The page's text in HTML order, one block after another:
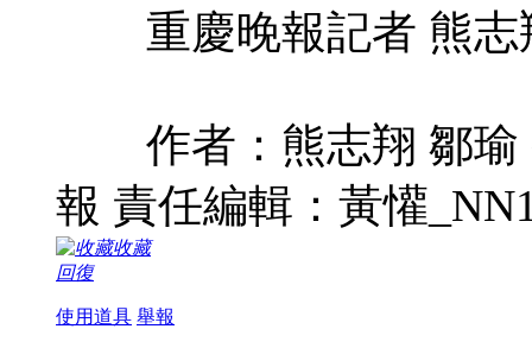
重慶晚報記者 熊志
作者：熊志翔 鄒瑜
報 責任編輯：黃懽
收藏
回復
使用道具 舉報